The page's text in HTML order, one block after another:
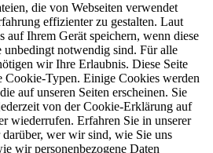
die von Webseiten verwendet
effizienter zu gestalten. Laut
auf Ihrem Gerät speichern, wenn diese
unbedingt notwendig sind. Für alle
wir Ihre Erlaubnis. Diese Seite
Cookie-Typen. Einige Cookies werden
auf unseren Seiten erscheinen. Sie
von der Cookie-Erklärung auf
wiederrufen. Erfahren Sie in unserer
wer wir sind, wie Sie uns
wir personenbezogene Daten